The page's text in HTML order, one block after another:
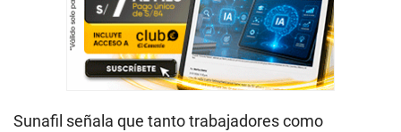
Sunafil señala que tanto trabajadores como